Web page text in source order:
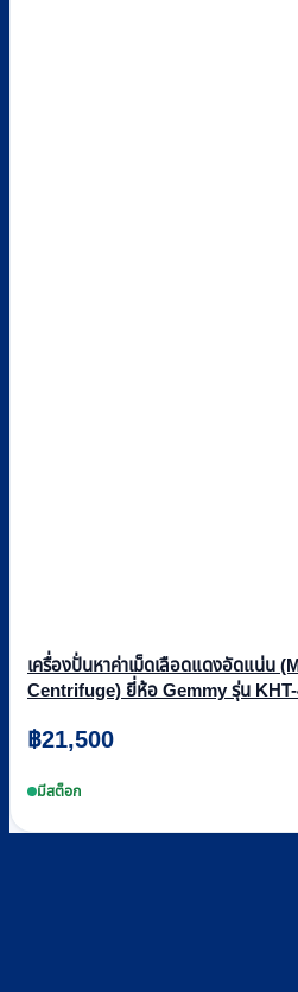
เครื่องปั่นหาค่าเม็ดเลือดแดงอัดแน่น
Centrifuge) ยี่ห้อ Gemmy รุ่น
฿21,500
มีสต็อก